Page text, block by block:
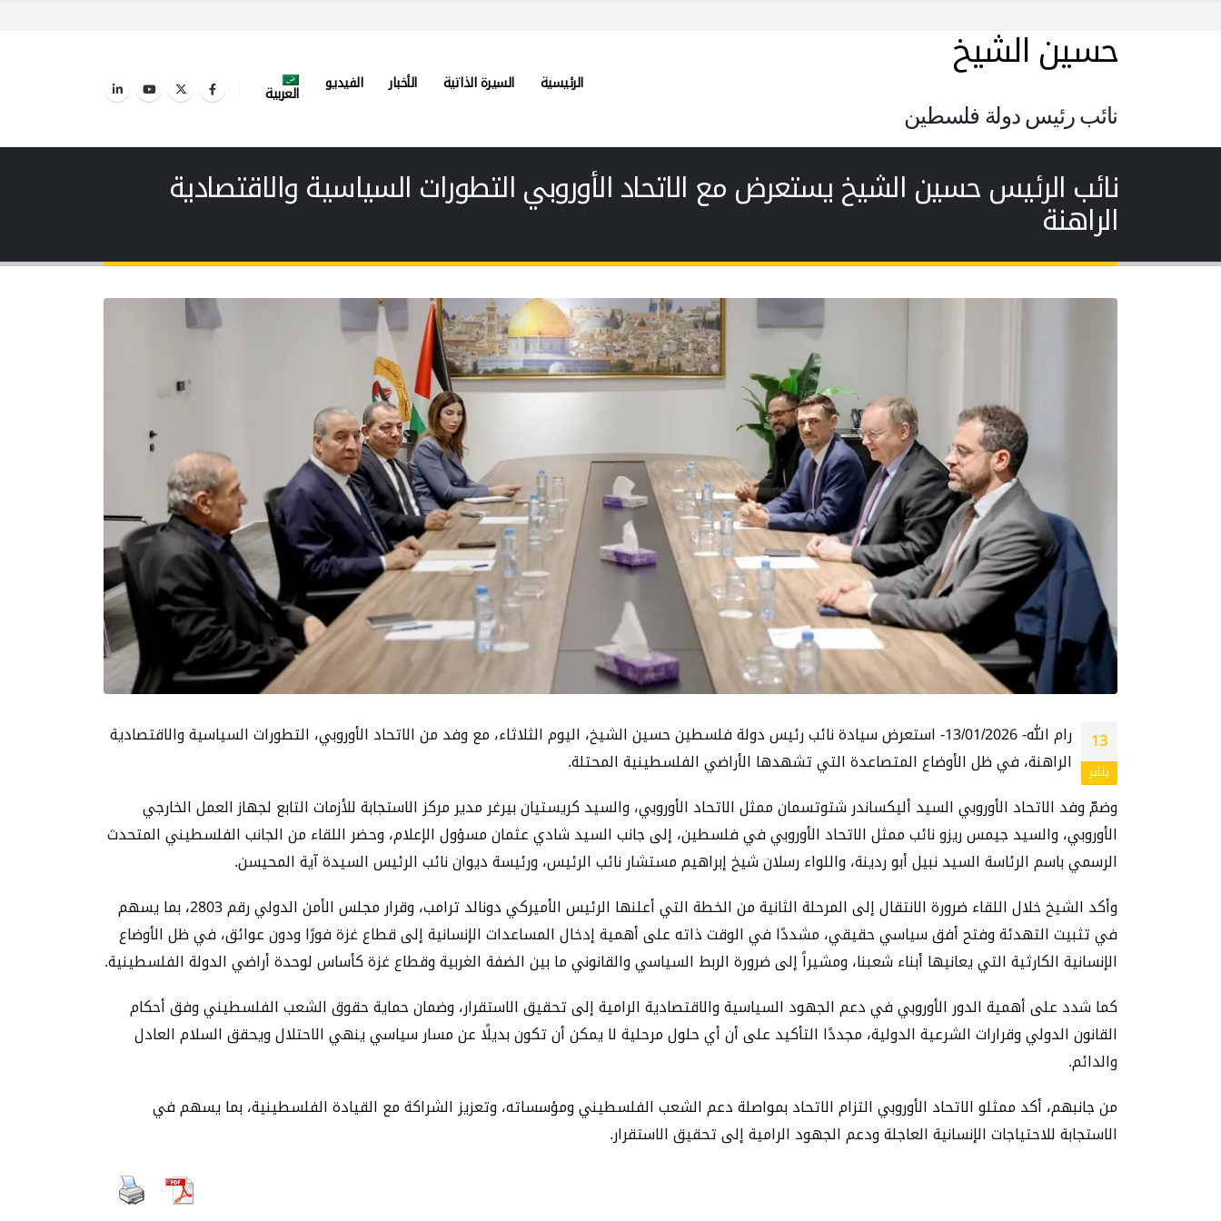
حسين الشيخ
نائب رئيس دولة فلسطين
الرئيسية السيرة الذاتية الأخبار الفيديو العربية
نائب الرئيس حسين الشيخ يستعرض مع الاتحاد الأوروبي التطورات السياسية والاقتصادية
الراهنة
13
يناير
رام الله- 13/01/2026- استعرض سيادة نائب رئيس دولة فلسطين حسين الشيخ، اليوم الثلاثاء، مع وفد من الاتحاد الأوروبي، التطورات السياسية والاقتصادية
الراهنة، في ظل الأوضاع المتصاعدة التي تشهدها الأراضي الفلسطينية المحتلة.
وضمّ وفد الاتحاد الأوروبي السيد أليكساندر شتوتسمان ممثل الاتحاد الأوروبي، والسيد كريستيان بيرغر مدير مركز الاستجابة للأزمات التابع لجهاز العمل الخارجي
الأوروبي، والسيد جيمس ريزو نائب ممثل الاتحاد الأوروبي في فلسطين، إلى جانب السيد شادي عثمان مسؤول الإعلام، وحضر اللقاء من الجانب الفلسطيني المتحدث
الرسمي باسم الرئاسة السيد نبيل أبو ردينة، واللواء رسلان شيخ إبراهيم مستشار نائب الرئيس، ورئيسة ديوان نائب الرئيس السيدة آية المحيسن.
وأكد الشيخ خلال اللقاء ضرورة الانتقال إلى المرحلة الثانية من الخطة التي أعلنها الرئيس الأميركي دونالد ترامب، وقرار مجلس الأمن الدولي رقم 2803، بما يسهم
في تثبيت التهدئة وفتح أفق سياسي حقيقي، مشددًا في الوقت ذاته على أهمية إدخال المساعدات الإنسانية إلى قطاع غزة فورًا ودون عوائق، في ظل الأوضاع
الإنسانية الكارثية التي يعانيها أبناء شعبنا، ومشيراً إلى ضرورة الربط السياسي والقانوني ما بين الضفة الغربية وقطاع غزة كأساس لوحدة أراضي الدولة الفلسطينية.
كما شدد على أهمية الدور الأوروبي في دعم الجهود السياسية والاقتصادية الرامية إلى تحقيق الاستقرار، وضمان حماية حقوق الشعب الفلسطيني وفق أحكام
القانون الدولي وقرارات الشرعية الدولية، مجددًا التأكيد على أن أي حلول مرحلية لا يمكن أن تكون بديلًا عن مسار سياسي ينهي الاحتلال ويحقق السلام العادل
والدائم.
من جانبهم، أكد ممثلو الاتحاد الأوروبي التزام الاتحاد بمواصلة دعم الشعب الفلسطيني ومؤسساته، وتعزيز الشراكة مع القيادة الفلسطينية، بما يسهم في
الاستجابة للاحتياجات الإنسانية العاجلة ودعم الجهود الرامية إلى تحقيق الاستقرار.